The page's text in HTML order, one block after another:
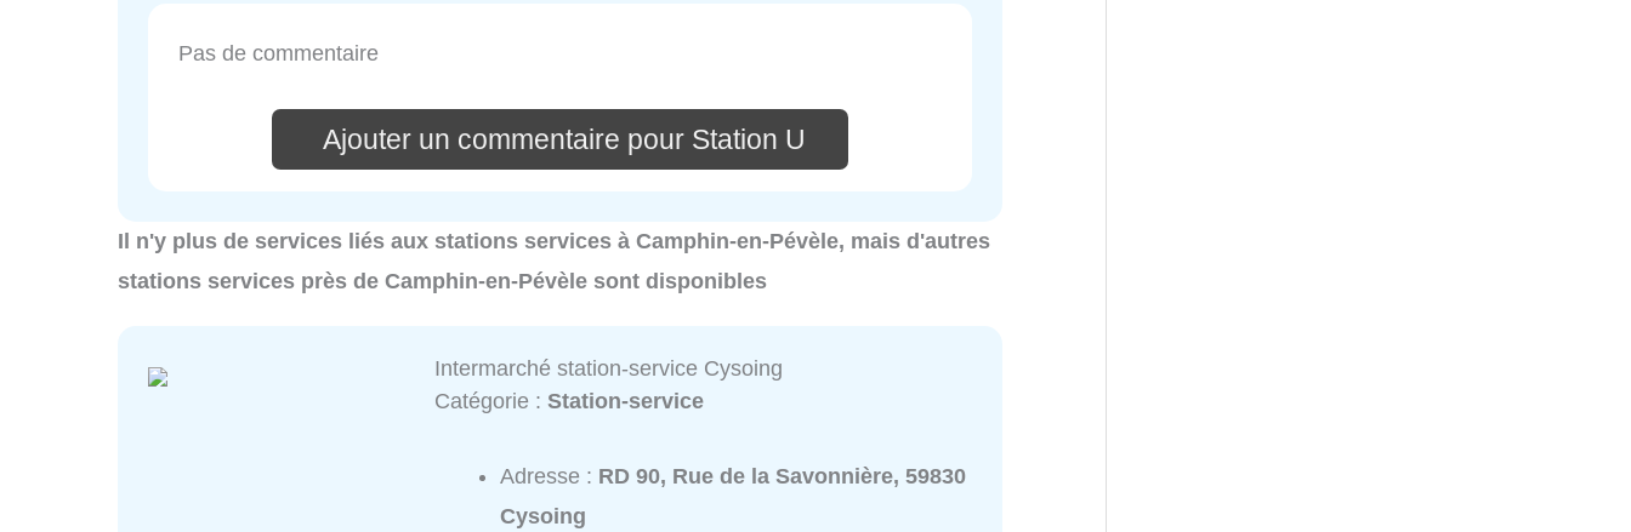
Pas de commentaire
Ajouter un commentaire pour Station U
Il n'y plus de services liés aux stations services à Camphin-en-Pévèle, mais d'autres
stations services près de Camphin-en-Pévèle sont disponibles
Intermarché station-service Cysoing
Catégorie :Station-service
Adresse : RD 90, Rue de la Savonnière, 59830
Cysoing